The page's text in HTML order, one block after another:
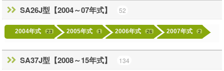
SA26J型【2004～07年式】 52
2004年式 23 2005年式 1 2006年式 26 2007年式 2
SA37J型【2008～15年式】 134